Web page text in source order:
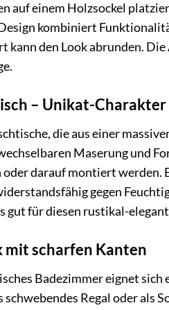
auf einem Holzsockel
kombiniert
kann den Look abrunden.
– Unikat-Charakter
die aus einer
Maserung und
oder darauf montiert werden.
gegen
gut für diesen rustikal-
mit scharfen Kanten
Badezimmer eignet
Regal oder als